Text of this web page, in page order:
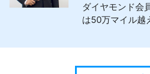
ダイヤモンド会
は50万マイル越